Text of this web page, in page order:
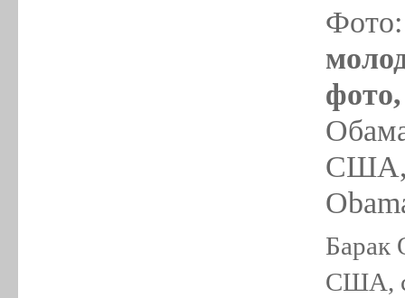
США,
Барак
США,